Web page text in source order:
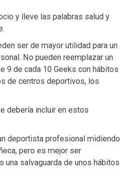
y lleve las palabras salud y
ser de mayor utilidad para un
No pueden reemplazar un
9 de cada 10 Geeks con hábitos
de centros deportivos, los
debería incluir en estos
deportista profesional midiendo
pero es mejor ser
una salvaguarda de unos hábitos